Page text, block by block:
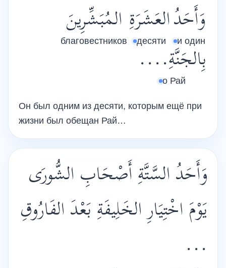
وَأَحَدُ
и один
العَشَرَةِ
десяти
المُبَشِّرِينَ
благовестников
بِالجَنَّةِ....
о Рай
Он был одним из десяти, которым ещё при
жизни был обещан Рай…
وَأَحَدُ السَّتَّةِ أَصْحَابِ الشُّورَى
يَوْمَ اخْتِيَارِ الخَلِيفَةِ بَعْدَ الفَارُوقِ
...